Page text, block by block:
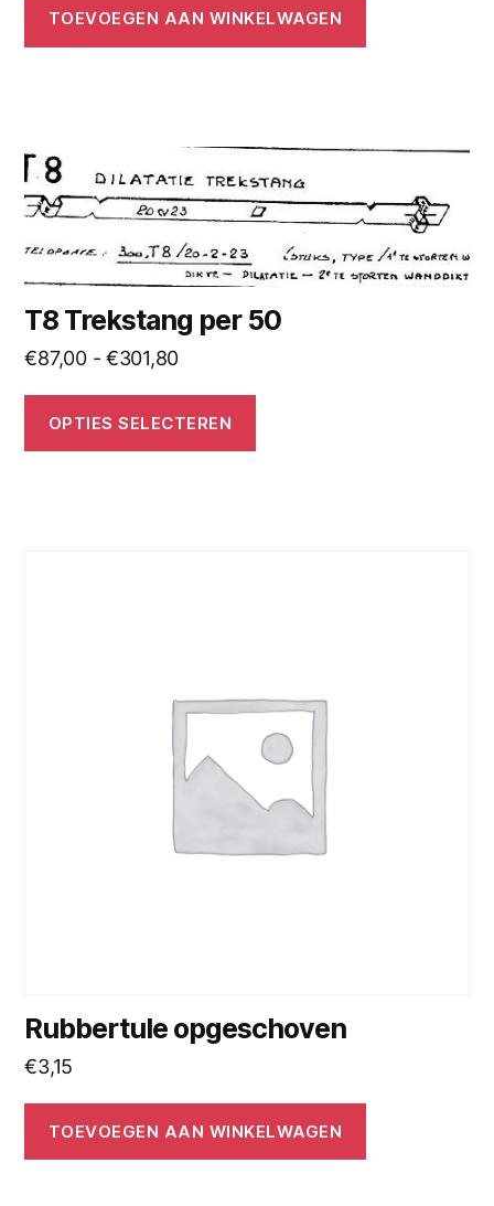
TOEVOEGEN AAN WINKELWAGEN
T8 Trekstang per 50
€87,00 - €301,80Prijsklasse:
tot
€301,80
OPTIES SELECTEREN
Dit
product
heeft
meerdere
variaties.
Deze
kan
gekozen
worden
op
Rubbertule opgeschoven
€3,15
TOEVOEGEN AAN WINKELWAGEN